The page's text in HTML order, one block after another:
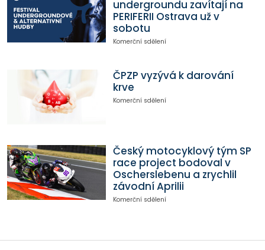
undergroundu zavítají na
PERIFERII Ostrava už v
sobotu
Komerční sdělení
ČPZP vyzývá k darování
krve
Komerční sdělení
Český motocyklový tým SP
race project bodoval v
Oscherslebenu a zrychlil
závodní Aprilii
Komerční sdělení